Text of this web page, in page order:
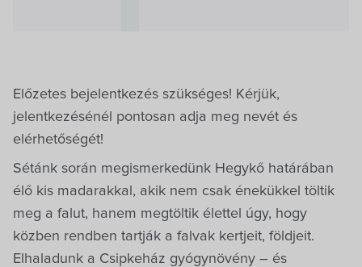
Előzetes bejelentkezés szükséges! Kérjük,
jelentkezésénél pontosan adja meg nevét és
elérhetőségét!
Sétánk során megismerkedünk Hegykő határában
élő kis madarakkal, akik nem csak énekükkel töltik
meg a falut, hanem megtöltik élettel úgy, hogy
közben rendben tartják a falvak kertjeit, földjeit.
Elhaladunk a Csipkeház gyógynövény – és